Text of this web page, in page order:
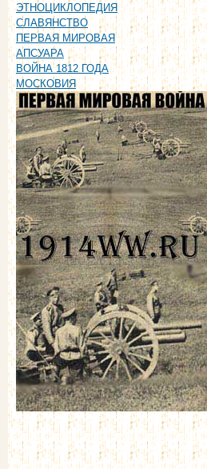
ЭТНОЦИКЛОПЕДИЯ
СЛАВЯНСТВО
ПЕРВАЯ МИРОВАЯ
АПСУАРА
ВОЙНА 1812 ГОДА
МОСКОВИЯ